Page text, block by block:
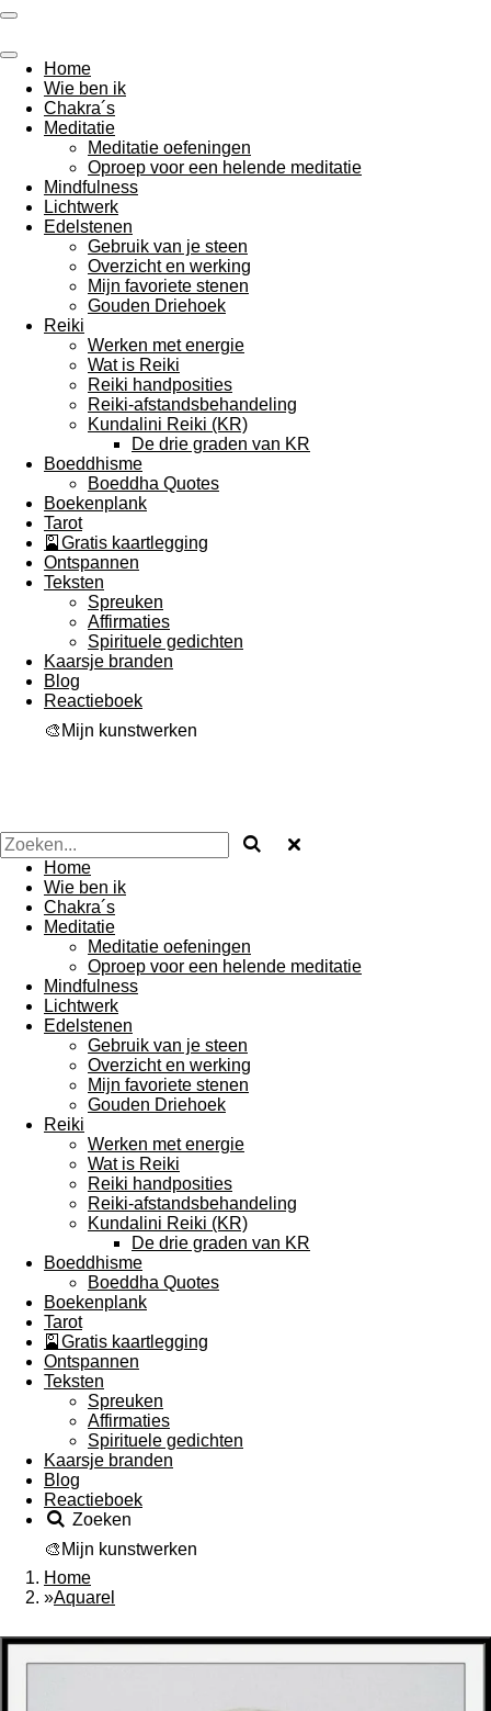
Ga
naar
de
hoofdinhoud
Home
Wie ben ik
Chakra´s
Meditatie
Meditatie oefeningen
Oproep voor een helende meditatie
Mindfulness
Lichtwerk
Edelstenen
Gebruik van je steen
Overzicht en werking
Mijn favoriete stenen
Gouden Driehoek
Reiki
Werken met energie
Wat is Reiki
Reiki handposities
Reiki-afstandsbehandeling
Kundalini Reiki (KR)
De drie graden van KR
Boeddhisme
Boeddha Quotes
Boekenplank
Tarot
🎴Gratis kaartlegging
Ontspannen
Teksten
Spreuken
Affirmaties
Spirituele gedichten
Kaarsje branden
Blog
Reactieboek
🎨Mijn kunstwerken
Home
Wie ben ik
Chakra´s
Meditatie
Meditatie oefeningen
Oproep voor een helende meditatie
Mindfulness
Lichtwerk
Edelstenen
Gebruik van je steen
Overzicht en werking
Mijn favoriete stenen
Gouden Driehoek
Reiki
Werken met energie
Wat is Reiki
Reiki handposities
Reiki-afstandsbehandeling
Kundalini Reiki (KR)
De drie graden van KR
Boeddhisme
Boeddha Quotes
Boekenplank
Tarot
🎴Gratis kaartlegging
Ontspannen
Teksten
Spreuken
Affirmaties
Spirituele gedichten
Kaarsje branden
Blog
Reactieboek
Zoeken
🎨Mijn kunstwerken
Home
»Aquarel